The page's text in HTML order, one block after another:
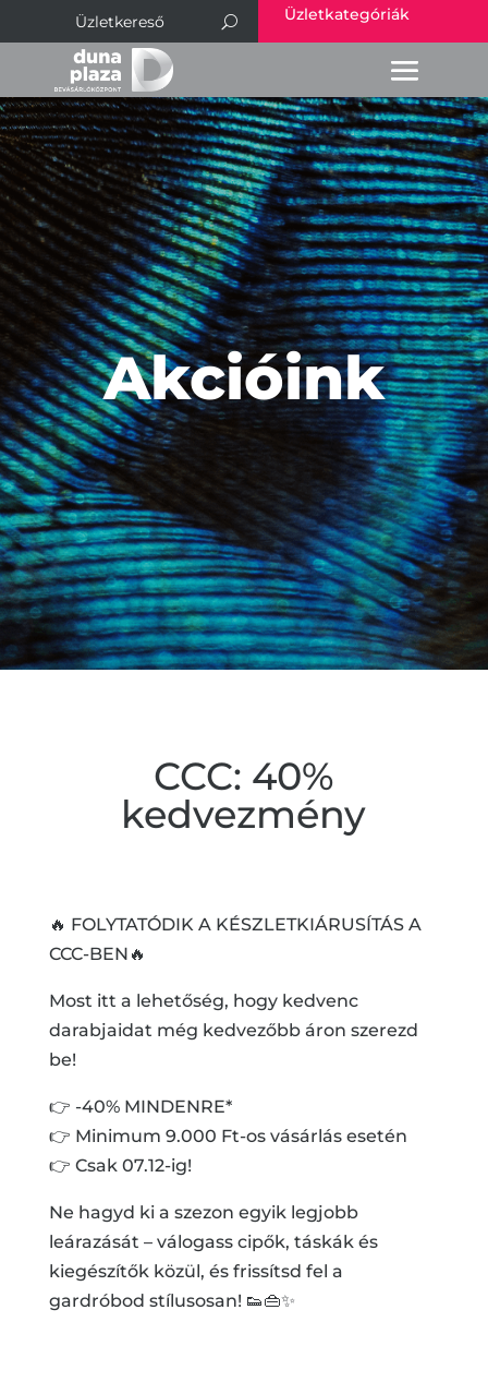
Üzletkategóriák
Akcióink
CCC: 40%
kedvezmény
🔥 FOLYTATÓDIK A KÉSZLETKIÁRUSÍTÁS A
CCC-BEN🔥
Most itt a lehetőség, hogy kedvenc
darabjaidat még kedvezőbb áron szerezd
be!
👉 -40% MINDENRE*
👉 Minimum 9.000 Ft-os vásárlás esetén
👉 Csak 07.12-ig!
Ne hagyd ki a szezon egyik legjobb
leárazását – válogass cipők, táskák és
kiegészítők közül, és frissítsd fel a
gardróbod stílusosan! 👟👜✨